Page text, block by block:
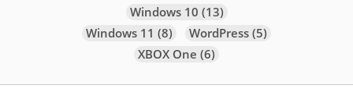
Windows 10 (13)
Windows 11 (8) WordPress(5)
XBOX One (6)